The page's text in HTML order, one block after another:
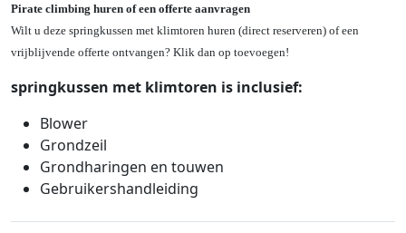
Pirate climbing huren of een offerte aanvragen
Wilt u deze springkussen met klimtoren huren (direct reserveren) of een
vrijblijvende offerte ontvangen? Klik dan op toevoegen!
springkussen met klimtoren is inclusief:
Blower
Grondzeil
Grondharingen en touwen
Gebruikershandleiding